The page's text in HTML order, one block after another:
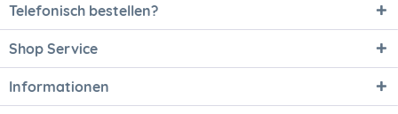
Telefonisch bestellen?
Shop Service
Informationen